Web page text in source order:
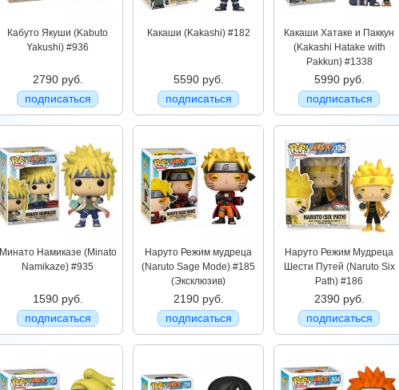
Кабуто Якуши (Kabuto
Yakushi) #936
2790 руб.
подписаться
Какаши (Kakashi) #182
5590 руб.
подписаться
Какаши Хатаке и Паккун
(Kakashi Hatake with
Pakkun) #1338
5990 руб.
подписаться
Минато Намиказе (Minato
Namikaze) #935
1590 руб.
подписаться
Наруто Режим мудреца
(Naruto Sage Mode) #185
(Эксклюзив)
2190 руб.
подписаться
Наруто Режим Мудреца
Шести Путей (Naruto Six
Path) #186
2390 руб.
подписаться